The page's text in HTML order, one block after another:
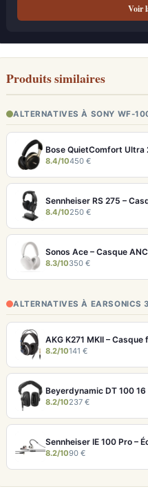
Voir
Produits similaires
ALTERNATIVES À SONY WF-
8.4/10450 €
8.4/10250 €
8.3/10350 €
ALTERNATIVES À EARSONICS
8.2/10141 €
8.2/10237 €
8.2/1090 €